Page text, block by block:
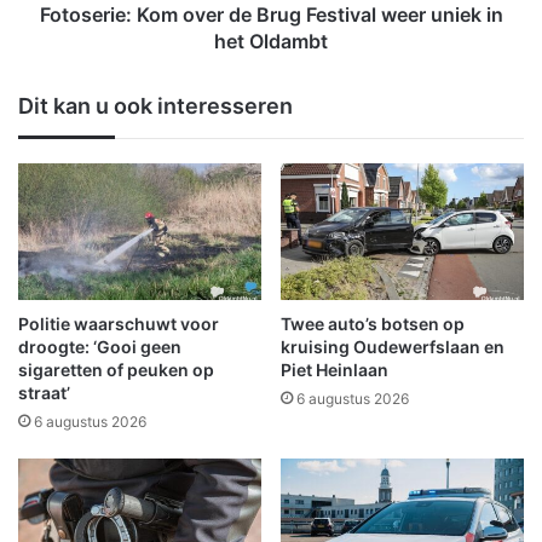
e
b
e
l
e
v
i
n
g
(
3
)
o
v
e
r
d
e
B
r
u
g
F
e
s
v
a
Fotoserie: Kom over de Brug Festival weer uniek in
het Oldambt
Dit kan u ook interesseren
Politie waarschuwt voor
droogte: ‘Gooi geen
sigaretten of peuken op
straat’
6 augustus 2026
Twee auto’s botsen op
kruising Oudewerfslaan en
Piet Heinlaan
6 augustus 2026